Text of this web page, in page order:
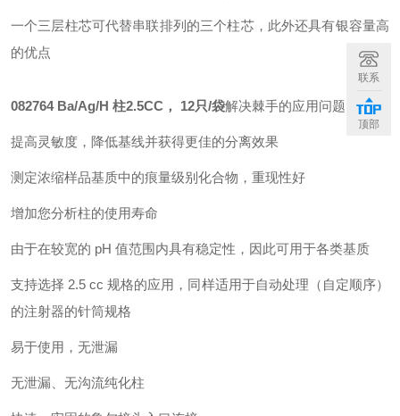
一个三层柱芯可代替串联排列的三个柱芯，此外还具有银容量高
的优点
082764 Ba/Ag/H 柱2.5CC， 12只/袋解决棘手的应用问题
提高灵敏度，降低基线并获得更佳的分离效果
测定浓缩样品基质中的痕量级别化合物，重现性好
增加您分析柱的使用寿命
由于在较宽的 pH 值范围内具有稳定性，因此可用于各类基质
支持选择 2.5 cc 规格的应用，同样适用于自动处理（自定顺序）
的注射器的针筒规格
易于使用，无泄漏
无泄漏、无沟流纯化柱
联系
顶部